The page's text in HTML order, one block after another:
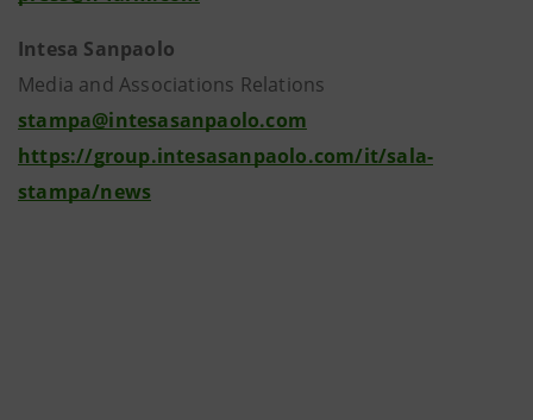
Intesa Sanpaolo
Media and Associations Relations
stampa@intesasanpaolo.com
https://group.intesasanpaolo.com/it/sala-
stampa/news